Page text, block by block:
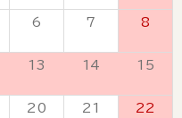
6 7 8
13 14 15
20 21 22